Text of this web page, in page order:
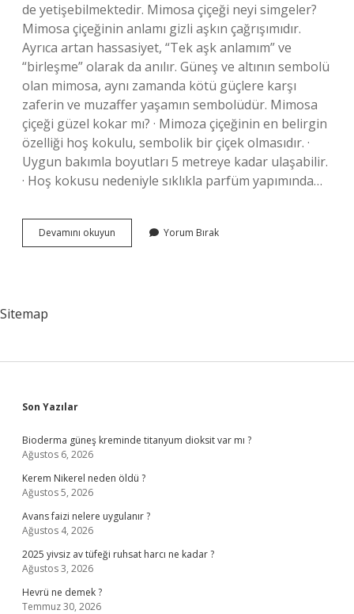
de yetişebilmektedir. Mimosa çiçeği neyi simgeler?
Mimosa çiçeğinin anlamı gizli aşkın çağrışımıdır.
Ayrıca artan hassasiyet, “Tek aşk anlamım” ve
“birleşme” olarak da anılır. Güneş ve altının sembolü
olan mimosa, aynı zamanda kötü güçlere karşı
zaferin ve muzaffer yaşamın sembolüdür. Mimosa
çiçeği güzel kokar mı? · Mimoza çiçeğinin en belirgin
özelliği hoş kokulu, sembolik bir çiçek olmasıdır. ·
Uygun bakımla boyutları 5 metreye kadar ulaşabilir.
· Hoş kokusu nedeniyle sıklıkla parfüm yapımında…
Devamını okuyun Mimoza
Çiçeği
Yorum Bırak
Sitemap
Sidebar
Son Yazılar
Bioderma güneş kreminde titanyum dioksit var mı ?
Ağustos 6, 2026
Kerem Nikerel neden öldü ?
Ağustos 5, 2026
Avans faizi nelere uygulanır ?
Ağustos 4, 2026
2025 yivsiz av tüfeği ruhsat harcı ne kadar ?
Ağustos 3, 2026
Hevrü ne demek ?
Temmuz 30, 2026